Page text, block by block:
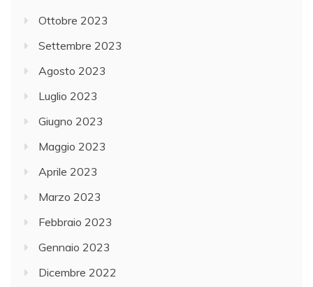
Ottobre 2023
Settembre 2023
Agosto 2023
Luglio 2023
Giugno 2023
Maggio 2023
Aprile 2023
Marzo 2023
Febbraio 2023
Gennaio 2023
Dicembre 2022